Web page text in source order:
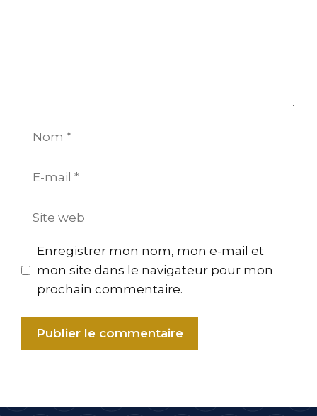
Site
Enregistrer mon nom, mon e-mail et
mon site dans le navigateur pour mon
prochain commentaire.
t